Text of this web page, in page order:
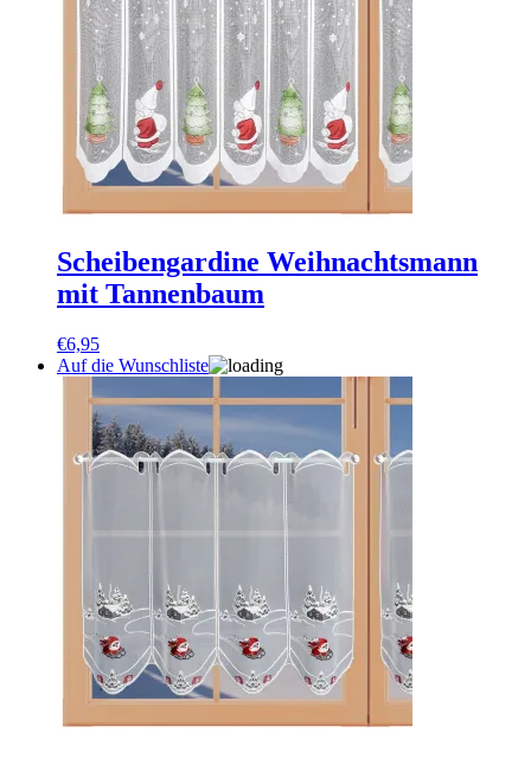
Scheibengardine Weihnachtsmann
mit Tannenbaum
€6,95
Auf die Wunschliste